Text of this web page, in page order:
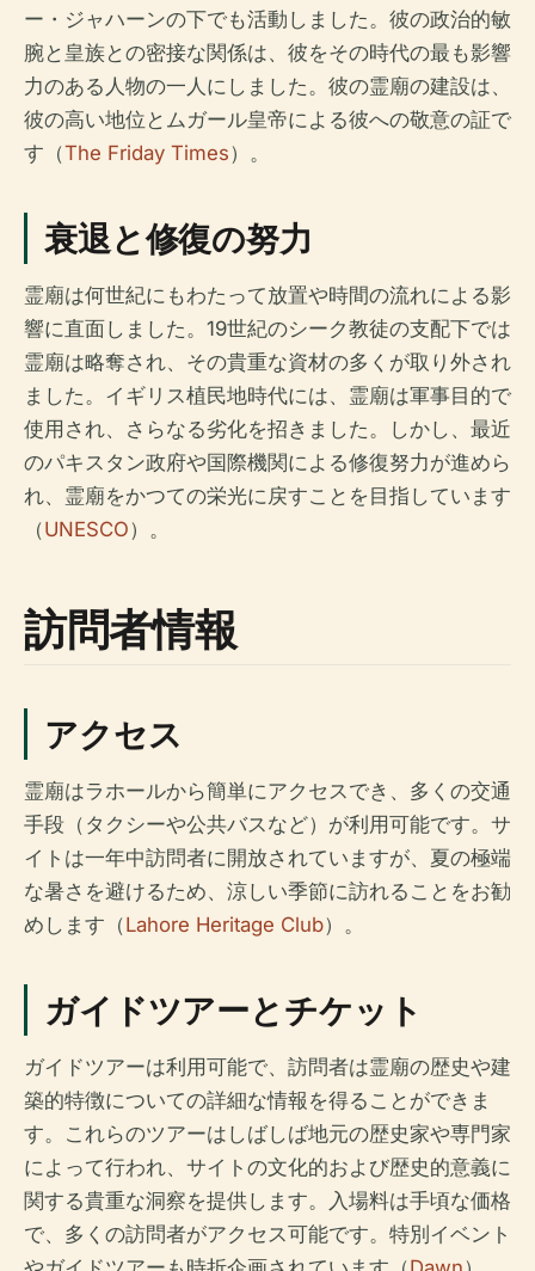
ー・ジャハーンの下でも活動しました。彼の政治的敏
腕と皇族との密接な関係は、彼をその時代の最も影響
力のある人物の一人にしました。彼の霊廟の建設は、
彼の高い地位とムガール皇帝による彼への敬意の証で
す（The Friday Times）。
衰退と修復の努力
霊廟は何世紀にもわたって放置や時間の流れによる影
響に直面しました。19世紀のシーク教徒の支配下では
霊廟は略奪され、その貴重な資材の多くが取り外され
ました。イギリス植民地時代には、霊廟は軍事目的で
使用され、さらなる劣化を招きました。しかし、最近
のパキスタン政府や国際機関による修復努力が進めら
れ、霊廟をかつての栄光に戻すことを目指しています
（UNESCO）。
訪問者情報
アクセス
霊廟はラホールから簡単にアクセスでき、多くの交通
手段（タクシーや公共バスなど）が利用可能です。サ
イトは一年中訪問者に開放されていますが、夏の極端
な暑さを避けるため、涼しい季節に訪れることをお勧
めします（Lahore Heritage Club）。
ガイドツアーとチケット
ガイドツアーは利用可能で、訪問者は霊廟の歴史や建
築的特徴についての詳細な情報を得ることができま
す。これらのツアーはしばしば地元の歴史家や専門家
によって行われ、サイトの文化的および歴史的意義に
関する貴重な洞察を提供します。入場料は手頃な価格
で、多くの訪問者がアクセス可能です。特別イベント